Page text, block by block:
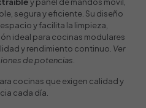
segura y eficiente. Su diseño
y facilita la limpieza,
ideal para cocinas modulares
y rendimiento continuo. Ver
de potencias.
cocinas que exigen calidad y
cada día.